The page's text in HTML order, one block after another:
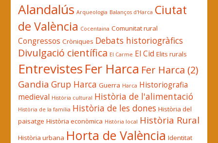
Alandalús Arqueologia Balanços d'Harca Ciutat
de València Cocentaina Comunitat rural
Congressos Cròniques Debats historiogràfics
Divulgació científica El Carme El Cid Elits rurals
Entrevistes Fer Harca Fer Harca (2)
Gandia Grup Harca Guerra Harca Historiografia
medieval Història cultural Història de l'alimentació
Història de la família Història de les dones Història del
paisatge Història econòmica Història local Història Rural
Història urbana Horta de València Identitat